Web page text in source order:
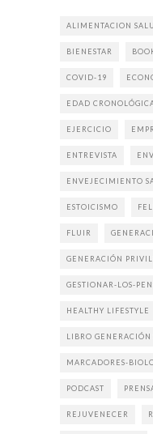
ALIMENTACION
BIENESTAR
COVID-19
EDAD
EJERCICIO
ENTREVISTA
ENVEJECIMIENTO
ESTOICISMO
FLUIR
GENERACIÓN
GESTIONAR-LOS-
HEALTHY LIFESTYLE
LIBRO GENERACIÓN
MARCADORES-
PODCAST
REJUVENECER